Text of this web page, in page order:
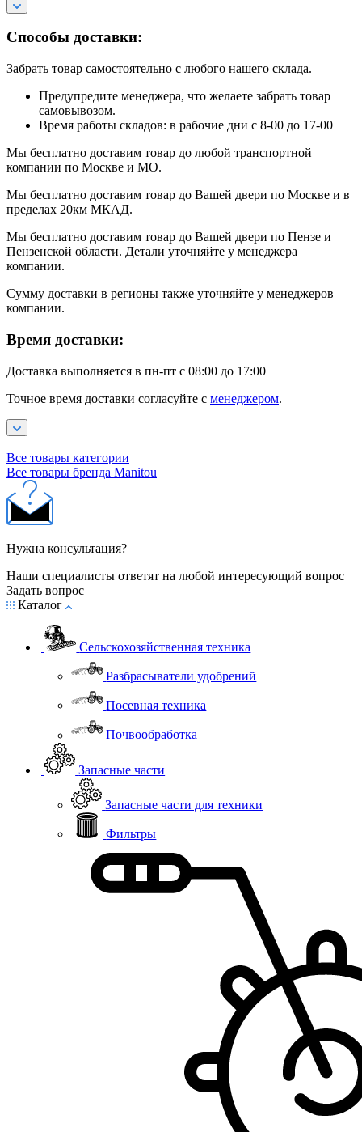
Способы доставки:
Забрать товар самостоятельно с любого нашего склада.
Предупредите менеджера, что желаете забрать товар
самовывозом.
Время работы складов: в рабочие дни с 8-00 до 17-00
Мы бесплатно доставим товар до любой транспортной
компании по Москве и МО.
Мы бесплатно доставим товар до Вашей двери по Москве и в
пределах 20км МКАД.
Мы бесплатно доставим товар до Вашей двери по Пензе и
Пензенской области. Детали уточняйте у менеджера
компании.
Сумму доставки в регионы также уточняйте у менеджеров
компании.
Время доставки:
Доставка выполняется в пн-пт с 08:00 до 17:00
Точное время доставки согласуйте с менеджером.
Все товары категории
Все товары бренда Manitou
Нужна консультация?
Наши специалисты ответят на любой интересующий вопрос
Задать вопрос
Каталог
Сельскохозяйственная техника
Разбрасыватели удобрений
Посевная техника
Почвообработка
Запасные части
Запасные части для техники
Фильтры